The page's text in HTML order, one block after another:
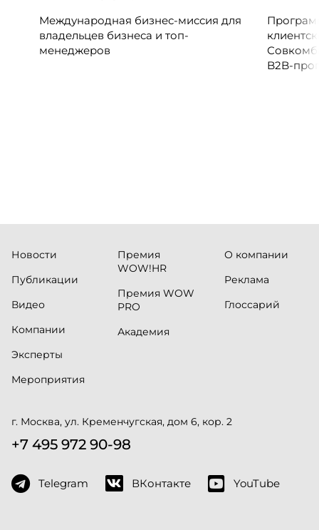
Международная бизнес-миссия для
владельцев бизнеса и топ-
менеджеров
B2B-
Новости
Публикации
Видео
Компании
Эксперты
Мероприятия
Премия
WOW!HR
Премия WOW
PRO
Академия
О компании
Реклама
Глоссарий
г. Москва, ул. Кременчугская, дом 6, кор. 2
+7 495 972 90-98
Telegram ВКонтакте YouTube